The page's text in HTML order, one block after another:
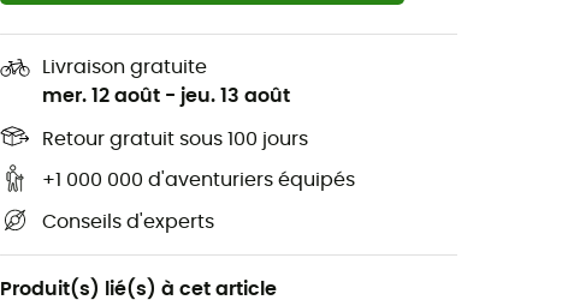
Livraison gratuite
mer. 12 août - jeu. 13 août
Retour gratuit sous 100 jours
+1 000 000 d'aventuriers équipés
Conseils d'experts
Produit(s) lié(s) à cet article